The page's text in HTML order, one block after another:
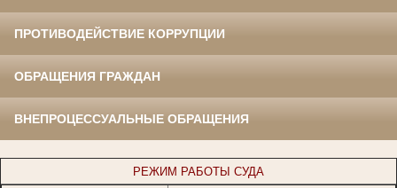
ПРОТИВОДЕЙСТВИЕ КОРРУПЦИИ
ОБРАЩЕНИЯ ГРАЖДАН
ВНЕПРОЦЕССУАЛЬНЫЕ ОБРАЩЕНИЯ
РЕЖИМ РАБОТЫ СУДА